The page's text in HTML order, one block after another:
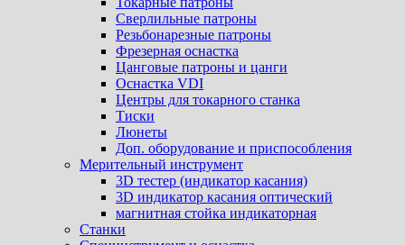
Сверлильные патроны
Резьбонарезные патроны
Фрезерная оснастка
Цанговые патроны и цанги
Оснастка VDI
Центры для токарного станка
Тиски
Люнеты
Доп. оборудование и приспособления
Мерительный инструмент
3D тестер (индикатор касания)
3D индикатор касания оптический
магнитная стойка индикаторная
Станки